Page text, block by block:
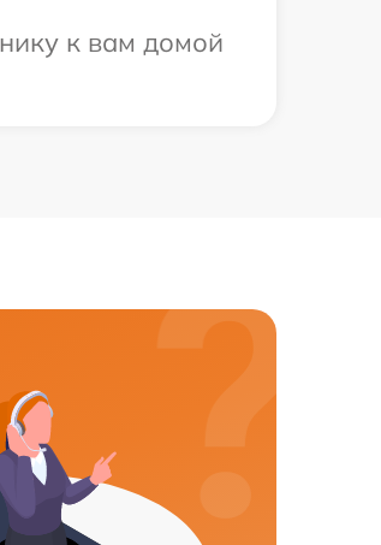
к вам домой